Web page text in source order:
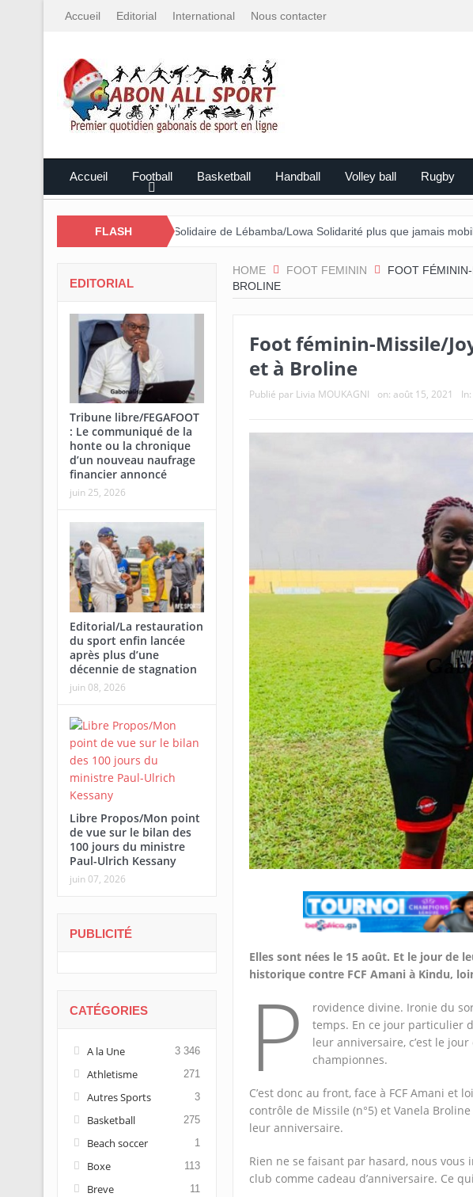
Accueil Editorial International Nous contacter
Accueil Football Basketball Handball Volley ball Rugby
FLASH
Cross Solidaire de Lébamba/Lowa Solidarité plus que jamais mobilisateur !
HOME FOOT FEMININ
FOOT
BROLINE
Foot féminin-Missile/
et à Broline
Publié par Livia MOUKAGNI on: août 15, 2021 In:
Elles sont nées le 15 août. Et le jour de
historique contre FCF Amani à Kindu,
P
rovidence divine. Ironie du
temps. En ce jour particulier
leur anniversaire, c’est le
championnes.
C’est donc au front, face à FCF Amani et
contrôle de Missile (n°5) et Vanela
leur anniversaire.
Rien ne se faisant par hasard, nous
club comme cadeau d’anniversaire. Ce
EDITORIAL
Tribune libre/FEGAFOOT
: Le communiqué de la
honte ou la chronique
d’un nouveau naufrage
financier annoncé
juin 25, 2026
Editorial/La restauration
du sport enfin lancée
après plus d’une
décennie de stagnation
juin 08, 2026
Libre Propos/Mon point
de vue sur le bilan des
100 jours du ministre
Paul-Ulrich Kessany
juin 07, 2026
PUBLICITÉ
CATÉGORIES
A la Une 3 346
Athletisme 271
Autres Sports 3
Basketball 275
Beach soccer 1
Boxe 113
Breve 11